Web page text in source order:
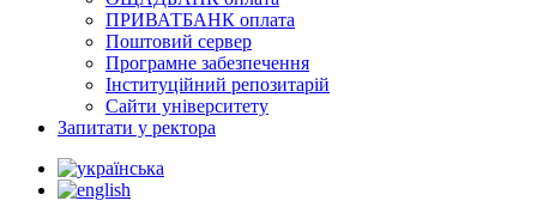
ПРИВАТБАНК оплата
Поштовий сервер
Програмне забезпечення
Інституційний репозитарій
Сайти університету
Запитати у ректора